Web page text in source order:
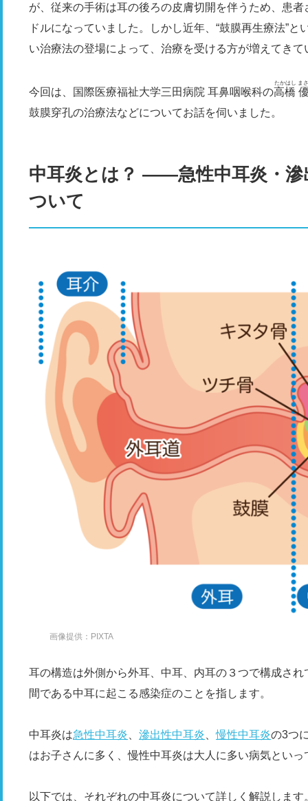
が、従来の手術は耳の後ろの皮膚切開を伴うため、患
ドルになっていました。しかし近年、“鼓膜再生療法”
い治療法の登場によって、治療を受ける方が増えてきて
今回は、国際医療福祉大学三田病院 耳鼻咽喉科の高橋
たかはし ま
鼓膜穿孔の治療法などについてお話を伺いました。
中耳炎とは？ ――急性中耳炎・滲
ついて
画像提供：PIXTA
耳の構造は外側から外耳、中耳、内耳の３つで構成され
間である中耳に起こる感染症のことを指します。
中耳炎は急性中耳炎 滲出性中耳炎 、慢性中耳炎の3つ
はお子さんに多く、慢性中耳炎は大人に多い病気といっ
以下では、それぞれの中耳炎について詳しく解説します